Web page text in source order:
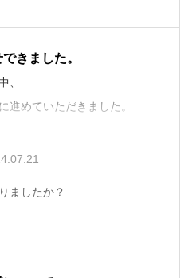
るべき。あとどの様なホール
式の概要
利市
きました。
、
進めていただきました。
ましたが
てお任せすることができ
もしくは行ってほしいか）を
く」「エンディングノートな
ましたか？